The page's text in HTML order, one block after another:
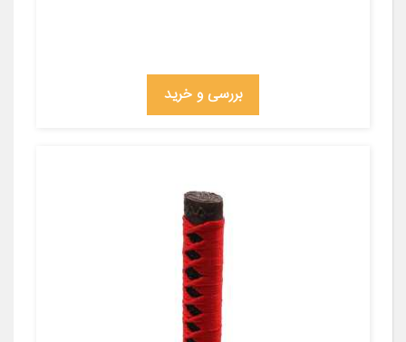
بررسی و خرید